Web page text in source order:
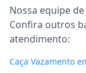
Nossa equipe
Confira outros
atendimento:
Caça Vazamento